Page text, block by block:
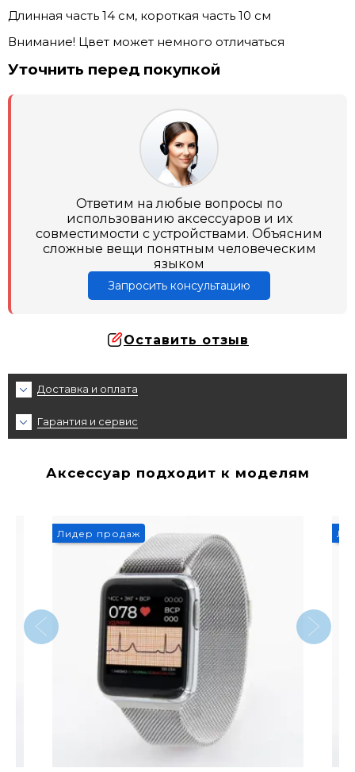
Длинная часть 14 см, короткая часть 10 см
Внимание! Цвет может немного отличаться
Уточнить перед покупкой
Ответим на любые вопросы по
использованию аксессуаров и их
совместимости с устройствами. Объясним
сложные вещи понятным человеческим
языком
Запросить консультацию
Оставить отзыв
Доставка и оплата
Гарантия и сервис
Аксессуар подходит к моделям
Лидер продаж